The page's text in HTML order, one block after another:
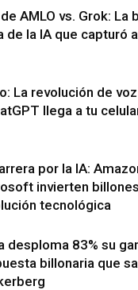
AMLO vs. Grok: La
de la IA que capturó
La revolución de
llega a tu
por la IA:
invierten
tecnológica
desploma 83% su
billonaria que